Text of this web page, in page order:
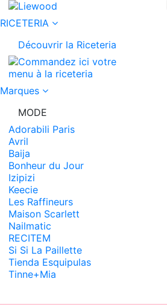
RICETERIA
Découvrir la Riceteria
Marques
MODE
Adorabili Paris
Avril
Baija
Bonheur du Jour
Izipizi
Keecie
Les Raffineurs
Maison Scarlett
Nailmatic
RECITEM
Si Si La Paillette
Tienda Esquipulas
Tinne+Mia